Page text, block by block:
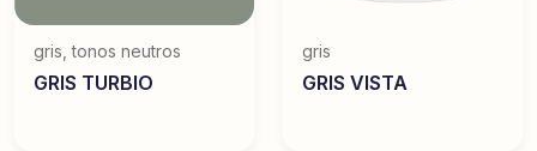
gris ,tonos neutros
GRIS TURBIO
gris
GRIS VISTA